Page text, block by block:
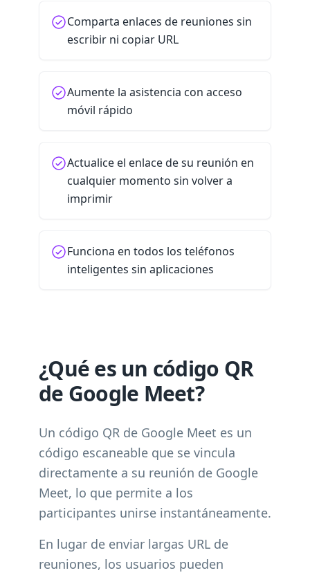
Comparta enlaces de reuniones sin
escribir ni copiar URL
Aumente la asistencia con acceso
móvil rápido
Actualice el enlace de su reunión en
cualquier momento sin volver a
imprimir
Funciona en todos los teléfonos
inteligentes sin aplicaciones
¿Qué es un código QR
de Google Meet?
Un código QR de Google Meet es un
código escaneable que se vincula
directamente a su reunión de Google
Meet, lo que permite a los
participantes unirse instantáneamente.
En lugar de enviar largas URL de
reuniones, los usuarios pueden